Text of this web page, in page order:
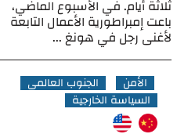
ثلاثة أيام. في الأسبوع الماضي،
باعت إمبراطورية الأعمال التابعة
لأغنى رجل في هونغ ...
الأمن
الجنوب العالمي
السياسة الخارجية